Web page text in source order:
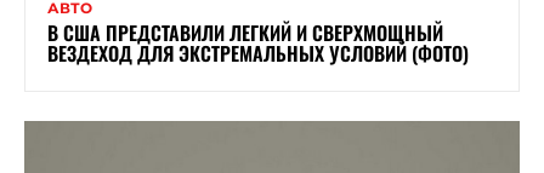
АВТО
В США ПРЕДСТАВИЛИ ЛЕГКИЙ И СВЕРХМОЩНЫЙ
ВЕЗДЕХОД ДЛЯ ЭКСТРЕМАЛЬНЫХ УСЛОВИЙ (ФОТО)